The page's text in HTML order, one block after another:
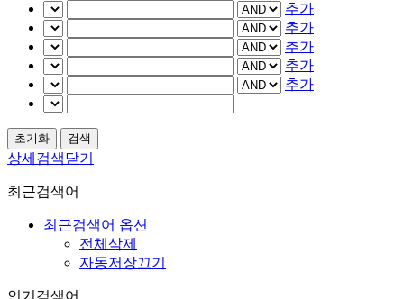
추가
추가
추가
추가
추가
상세검색닫기
최근검색어
최근검색어 옵션
전체삭제
자동저장끄기
인기검색어